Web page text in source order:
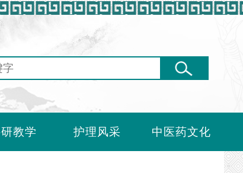
教学 护理风采 中医药文化